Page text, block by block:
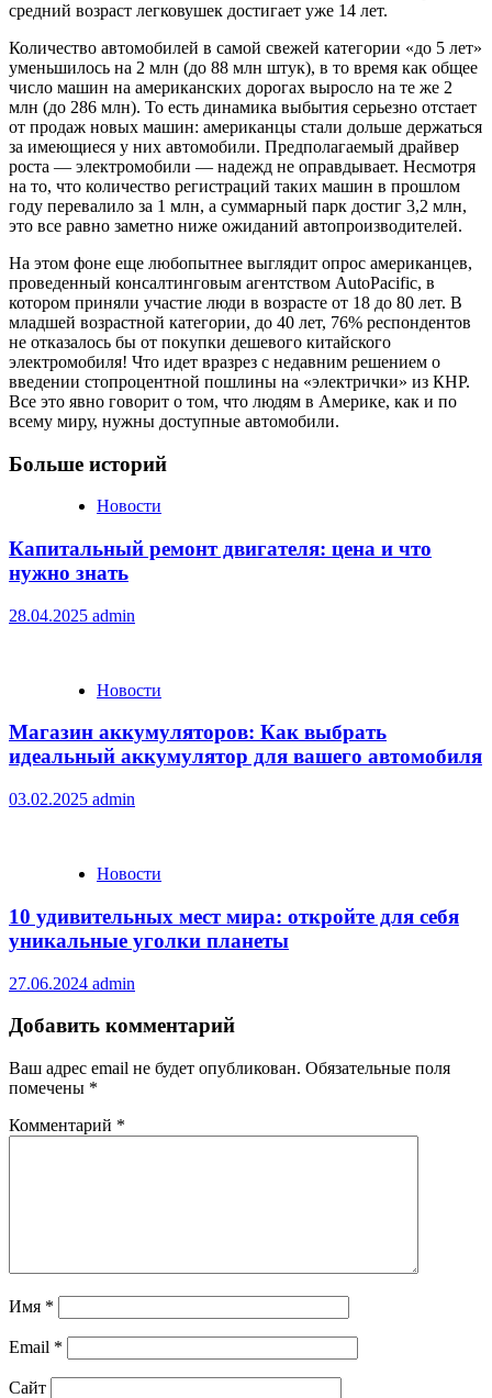
средний возраст легковушек достигает уже 14 лет.
Количество автомобилей в самой свежей категории «до 5 лет»
уменьшилось на 2 млн (до 88 млн штук), в то время как общее
число машин на американских дорогах выросло на те же 2
млн (до 286 млн). То есть динамика выбытия серьезно отстает
от продаж новых машин: американцы стали дольше держаться
за имеющиеся у них автомобили. Предполагаемый драйвер
роста — электромобили — надежд не оправдывает. Несмотря
на то, что количество регистраций таких машин в прошлом
году перевалило за 1 млн, а суммарный парк достиг 3,2 млн,
это все равно заметно ниже ожиданий автопроизводителей.
На этом фоне еще любопытнее выглядит опрос американцев,
проведенный консалтинговым агентством AutoPacific, в
котором приняли участие люди в возрасте от 18 до 80 лет. В
младшей возрастной категории, до 40 лет, 76% респондентов
не отказалось бы от покупки дешевого китайского
электромобиля! Что идет вразрез с недавним решением о
введении стопроцентной пошлины на «электрички» из КНР.
Все это явно говорит о том, что людям в Америке, как и по
всему миру, нужны доступные автомобили.
Больше историй
Новости
Капитальный ремонт двигателя: цена и что
нужно знать
28.04.2025 admin
Новости
Магазин аккумуляторов: Как выбрать
идеальный аккумулятор для вашего автомобиля
03.02.2025 admin
Новости
10 удивительных мест мира: откройте для себя
уникальные уголки планеты
27.06.2024 admin
Добавить комментарий
Ваш адрес email не будет опубликован. Обязательные поля
помечены *
Комментарий *
Имя *
Email *
Сайт